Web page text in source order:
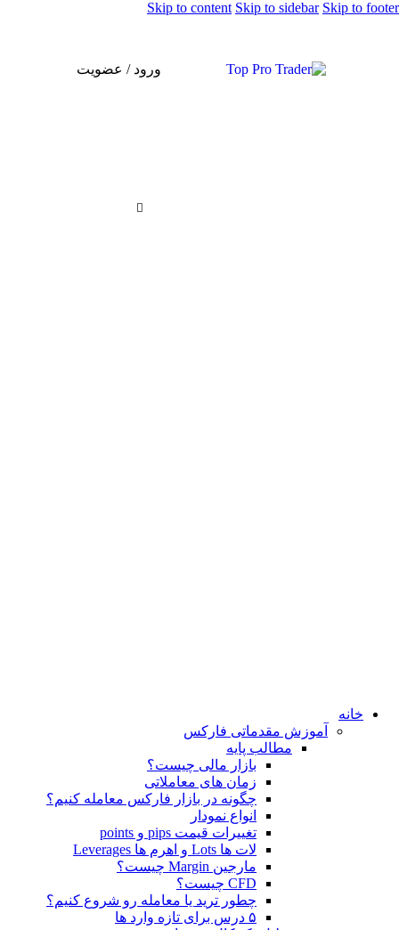
Skip to content Skip to sidebar Skip to footer
ورود / عضویت
خانه
آموزش مقدماتی فارکس
مطالب پایه
بازار مالی چیست؟
زمان های معاملاتی
چگونه در بازار فارکس معامله کنیم؟
انواع نمودار
تغییرات قیمت pips و points
لات ها Lots و اهرم ها Leverages
مارجین Margin چیست؟
CFD چیست؟
چطور ترید یا معامله رو شروع کنیم؟
۵ درس برای تازه وارد ها